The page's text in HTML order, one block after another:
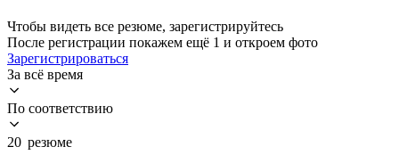
Чтобы видеть все резюме, зарегистрируйтесь
После регистрации покажем ещё 1 и откроем фото
Зарегистрироваться
За всё время
По соответствию
20 резюме